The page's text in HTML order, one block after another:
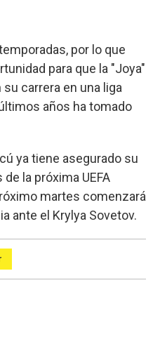
por lo que
para que la "Joya"
carrera en una liga
años ha tomado
ya tiene asegurado su
la próxima UEFA
martes comenzará
ante el Krylya Sovetov.